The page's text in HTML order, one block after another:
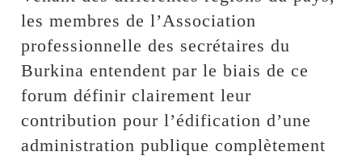
les membres de l’Association
professionnelle des secrétaires du
Burkina entendent par le biais de ce
forum définir clairement leur
contribution pour l’édification d’une
administration publique complètement